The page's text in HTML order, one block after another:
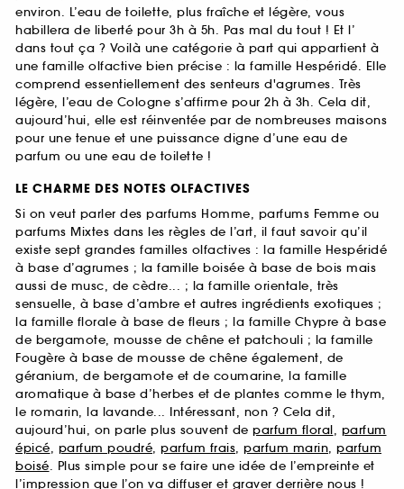
environ. L’eau de toilette, plus fraîche et légère, vous
habillera de liberté pour 3h à 5h. Pas mal du tout ! Et l’
dans tout ça ? Voilà une catégorie à part qui appartient à
une famille olfactive bien précise : la famille Hespéridé. Elle
comprend essentiellement des senteurs d'agrumes. Très
légère, l’eau de Cologne s’affirme pour 2h à 3h. Cela dit,
aujourd’hui, elle est réinventée par de nombreuses maisons
pour une tenue et une puissance digne d’une eau de
parfum ou une eau de toilette !
LE CHARME DES NOTES OLFACTIVES
Si on veut parler des parfums Homme, parfums Femme ou
parfums Mixtes dans les règles de l’art, il faut savoir qu’il
existe sept grandes familles olfactives : la famille Hespéridé
à base d’agrumes ; la famille boisée à base de bois mais
aussi de musc, de cèdre... ; la famille orientale, très
sensuelle, à base d’ambre et autres ingrédients exotiques ;
la famille florale à base de fleurs ; la famille Chypre à base
de bergamote, mousse de chêne et patchouli ; la famille
Fougère à base de mousse de chêne également, de
géranium, de bergamote et de coumarine, la famille
aromatique à base d’herbes et de plantes comme le thym,
le romarin, la lavande... Intéressant, non ? Cela dit,
aujourd’hui, on parle plus souvent de parfum floral, parfum
épicé, parfum poudré, parfum frais, parfum marin, parfum
boisé. Plus simple pour se faire une idée de l’empreinte et
l’impression que l’on va diffuser et graver derrière nous !